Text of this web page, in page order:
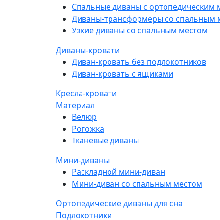
Спальные диваны с ортопедическим
Диваны-трансформеры со спальным
Узкие диваны со спальным местом
Диваны-кровати
Диван-кровать без подлокотников
Диван-кровать с ящиками
Кресла-кровати
Материал
Велюр
Рогожка
Тканевые диваны
Мини-диваны
Раскладной мини-диван
Мини-диван со спальным местом
Ортопедические диваны для сна
Подлокотники